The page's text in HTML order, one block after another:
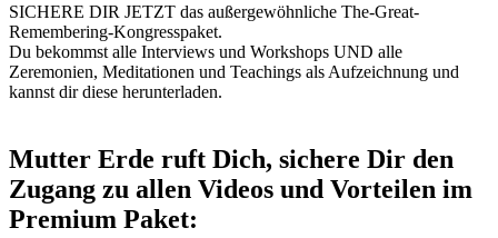
SICHERE DIR JETZT das außergewöhnliche The-Great-
Remembering-Kongresspaket.
Du bekommst alle Interviews und Workshops UND alle
Zeremonien, Meditationen und Teachings als Aufzeichnung und
kannst dir diese herunterladen.
Mutter Erde ruft Dich, sichere Dir den
Zugang zu allen Videos und Vorteilen im
Premium Paket: